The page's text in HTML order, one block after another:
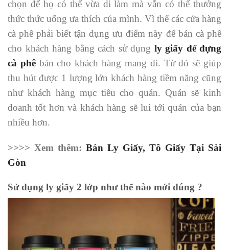
chọn để họ có thể vừa di làm mà vẫn có thể thưởng
thức thức uống ưa thích của mình. Vì thế các cửa hàng
cà phê phải biết tận dụng ưu điểm này để bán cà phê
cho khách hàng bằng cách sử dụng ly giấy để đựng
cà phêbán cho khách hàng mang đi. Từ đó sẽ giúp
thu hút được 1 lượng lớn khách hàng tiềm năng cũng
như khách hàng mục tiêu cho quán. Quán sẽ kinh
doanh tốt hơn và khách hàng sẽ lui tới quán của bạn
nhiều hơn.
>>>> Xem thêm: Bán Ly Giấy, Tô Giấy Tại Sài
Gòn
Sử dụng ly giấy 2 lớp như thế nào mới đúng ?